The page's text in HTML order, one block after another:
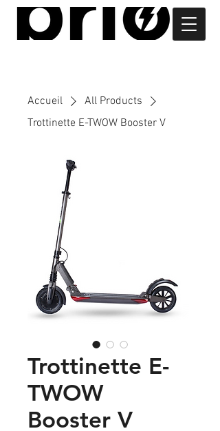
Accueil
All Products
Trottinette E-TWOW Booster V
Trottinette E-
TWOW
Booster V